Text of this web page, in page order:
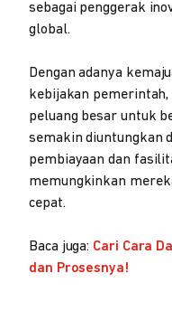
sebagai penggerak
global.
Dengan adanya
kebijakan
peluang besar untuk
semakin diuntungkan
pembiayaan dan
memungkinkan
cepat.
Baca juga: Cari Cara
dan Prosesnya!